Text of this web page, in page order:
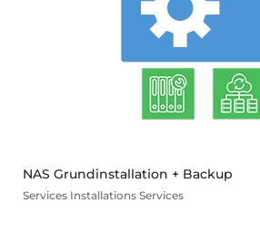
NAS Grundinstallation + Backup
Services Installations Services